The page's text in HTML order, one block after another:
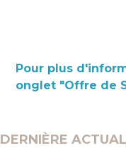
Pour plus
onglet "Offre de
DERNIÈRE